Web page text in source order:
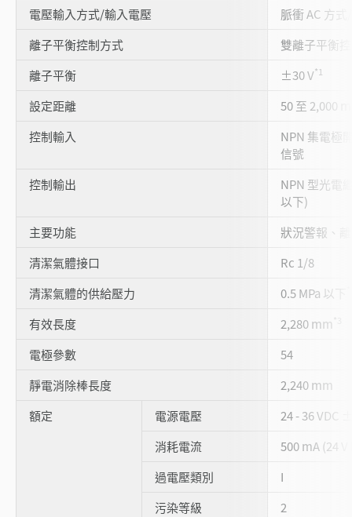
電壓輸入方式/輸入電壓
脈衝 AC 方
離子平衡控制方式
雙離子平衡
離子平衡
±30 V*1
設定距離
50 至 2,000
控制輸入
NPN 集電極
信號
控制輸出
NPN 型光電
以下)
主要功能
狀況警報、
清潔氣體接口
Rc 1/8
清潔氣體的供給壓力
0.5 MPa 以下
有效長度 2,280 mm *3
電極參數
54
靜電消除棒長度
2,240 mm
額定
電源電壓
24 - 36 VDC
消耗電流
500 mA (24
過電壓類別
I
污染等級
2